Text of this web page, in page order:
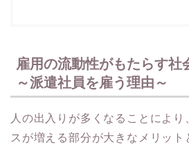
雇用の流動性がもたらす社
～派遣社員を雇う理由～
人の出入りが多くなることによ
スが増える部分が大きなメリット